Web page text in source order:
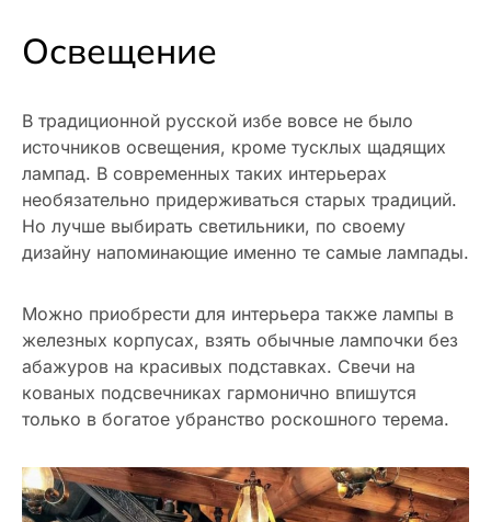
Освещение
В традиционной русской избе вовсе не было
источников освещения, кроме тусклых щадящих
лампад. В современных таких интерьерах
необязательно придерживаться старых традиций.
Но лучше выбирать светильники, по своему
дизайну напоминающие именно те самые лампады.
Можно приобрести для интерьера также лампы в
железных корпусах, взять обычные лампочки без
абажуров на красивых подставках. Свечи на
кованых подсвечниках гармонично впишутся
только в богатое убранство роскошного терема.